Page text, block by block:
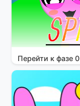
Перейти к фазе 0